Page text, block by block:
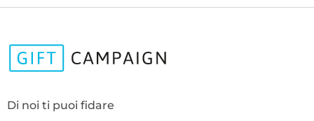
Di noi ti puoi fidare